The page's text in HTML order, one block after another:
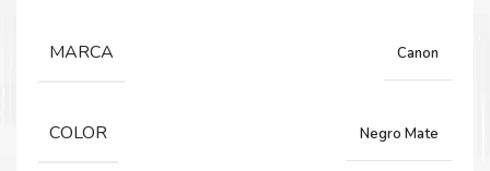
ImagePrograf TM-200, TM-205, TM-300,
MARCA Canon
COLOR Negro Mate